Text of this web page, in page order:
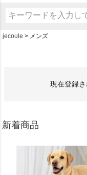
jecoule メンズ
現在登録さ
新着商品